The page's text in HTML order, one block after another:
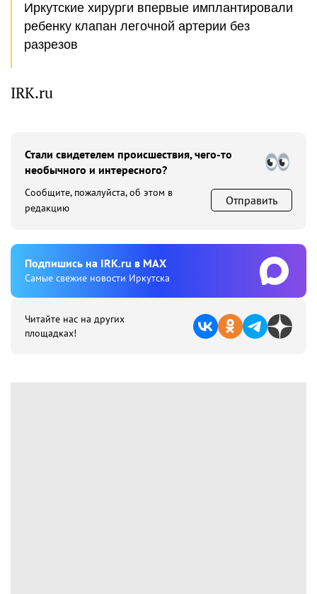
Иркутские хирурги впервые имплантировали
ребенку клапан легочной артерии без
разрезов
IRK.ru
Стали свидетелем происшествия, чего-то
необычного и интересного?
Сообщите, пожалуйста, об этом в
редакцию
Отправить
Подпишиcь на IRK.ru в MAX
Cамые свежие новости Иркутска
Читайте нас на других
площадках!